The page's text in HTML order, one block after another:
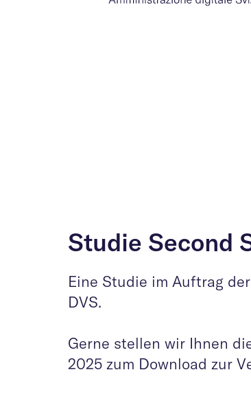
Studie Second
Eine Studie im Auftrag
DVS.
Gerne stellen wir Ihnen
2025 zum Download zur